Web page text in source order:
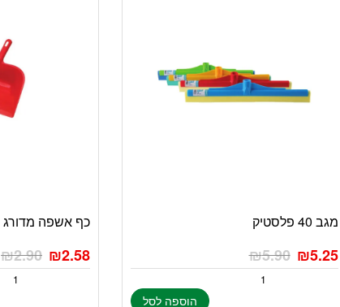
מגב 40 פלסטיק
₪5.90 ₪5.25
הוספה לסל
כף אשפה מדורג
₪2.90 ₪2.58